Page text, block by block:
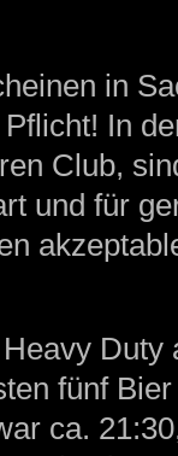
in
In
Club,
und für
Duty
fünf
ca.